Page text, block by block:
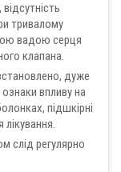
тривалому
вадою серця
клапана.
дуже
ознаки впливу на
підшкірні
слід регулярно